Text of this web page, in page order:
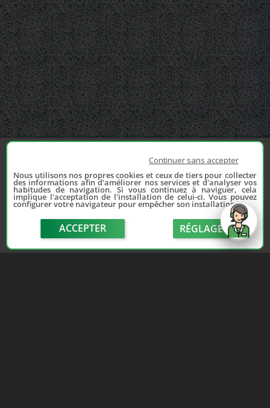
Continuer sans accepter
Nous utilisons nos propres cookies et ceux de tiers pour collecter
des informations afin d'améliorer nos services et d'analyser vos
habitudes de navigation. Si vous continuez à naviguer, cela
implique l'acceptation de l'installation de celui-ci. Vous pouvez
configurer votre navigateur pour empêcher son installation.
ACCEPTER RÉGLAGE